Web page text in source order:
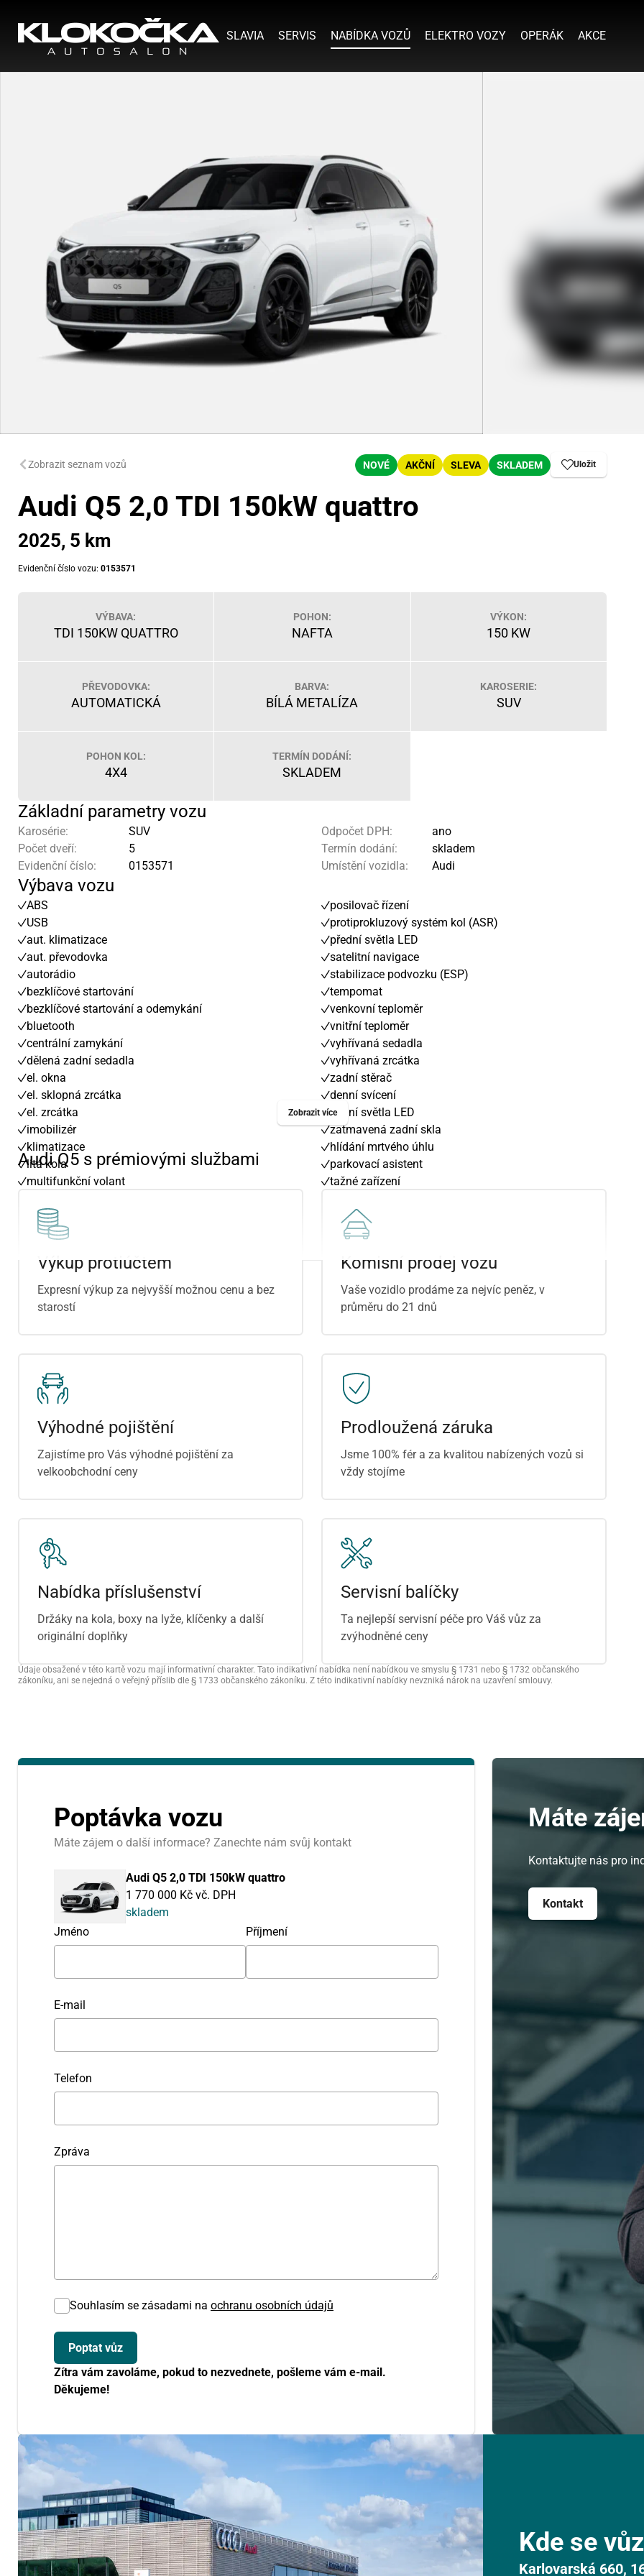
SLAVIA SERVIS NABÍDKA VOZŮ ELEKTRO VOZY OPERÁK AKCE
Zobrazit seznam vozů NOVÉ AKČNÍ SLEVA SKLADEM Uložit
Audi Q5 2,0 TDI 150kW quattro
2025, 5 km
Evidenční číslo vozu: 0153571
VÝBAVA:
TDI 150KW QUATTRO
POHON:
NAFTA
VÝKON:
150 KW
PŘEVODOVKA:
AUTOMATICKÁ
BARVA:
BÍLÁ METALÍZA
KAROSERIE:
SUV
POHON KOL:
4X4
TERMÍN DODÁNÍ:
SKLADEM
Základní parametry vozu
Karosérie:
SUV
Počet dveří:
5
Evidenční číslo:
0153571
Odpočet DPH:
ano
Termín dodání:
skladem
Umístění vozidla:
Audi
Výbava vozu
ABS
USB
aut. klimatizace
aut. převodovka
autorádio
bezklíčové startování
bezklíčové startování a odemykání
bluetooth
centrální zamykání
dělená zadní sedadla
el. okna
el. sklopná zrcátka
el. zrcátka
imobilizér
klimatizace
litá kola
multifunkční volant
palubní počítač
parkovací kamera
posilovač řízení
protiprokluzový systém kol (ASR)
přední světla LED
satelitní navigace
stabilizace podvozku (ESP)
tempomat
venkovní teploměr
vnitřní teploměr
vyhřívaná sedadla
vyhřívaná zrcátka
zadní stěrač
denní svícení
zadní světla LED
zatmavená zadní skla
hlídání mrtvého úhlu
parkovací asistent
tažné zařízení
el. přední okna
Zobrazit více
Audi Q5 s prémiovými službami
Výkup protiúčtem
Expresní výkup za nejvyšší možnou cenu a bez
starostí
Komisní prodej vozu
Vaše vozidlo prodáme za nejvíc peněz, v
průměru do 21 dnů
Výhodné pojištění
Zajistíme pro Vás výhodné pojištění za
velkoobchodní ceny
Prodloužená záruka
Jsme 100% fér a za kvalitou nabízených vozů si
vždy stojíme
Nabídka příslušenství
Držáky na kola, boxy na lyže, klíčenky a další
originální doplňky
Servisní balíčky
Ta nejlepší servisní péče pro Váš vůz za
zvýhodněné ceny
Údaje obsažené v této kartě vozu mají informativní charakter. Tato indikativní nabídka není nabídkou ve smyslu § 1731 nebo § 1732 občanského
zákoníku, ani se nejedná o veřejný příslib dle § 1733 občanského zákoníku. Z této indikativní nabídky nevzniká nárok na uzavření smlouvy.
Poptávka vozu
Máte zájem o další informace? Zanechte nám svůj kontakt
Audi Q5 2,0 TDI 150kW quattro
1 770 000 Kč vč. DPH
skladem
Jméno
Příjmení
E-mail
Telefon
Zpráva
Souhlasím se zásadami na ochranu osobních údajů
Zítra vám zavoláme, pokud to nezvednete, pošleme vám e-mail.
Děkujeme!
Máte
Kontaktujte nás pro
Kontakt
Kde se
Karlovarská 660,
10 14
21
24 28
1